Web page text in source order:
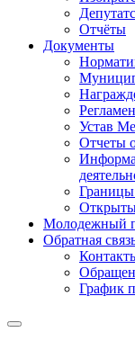
Отчёты
Документы
Устав
Отчеты
Границы
Молодежный
Обратная
График